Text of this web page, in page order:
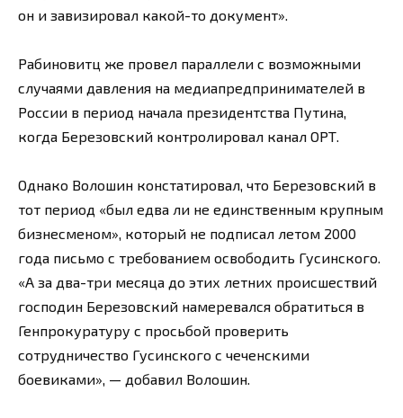
он и завизировал какой-то документ».
Рабиновитц же провел параллели с возможными
случаями давления на медиапредпринимателей в
России в период начала президентства Путина,
когда Березовский контролировал канал ОРТ.
Однако Волошин констатировал, что Березовский в
тот период «был едва ли не единственным крупным
бизнесменом», который не подписал летом 2000
года письмо с требованием освободить Гусинского.
«А за два-три месяца до этих летних происшествий
господин Березовский намеревался обратиться в
Генпрокуратуру с просьбой проверить
сотрудничество Гусинского с чеченскими
боевиками», — добавил Волошин.